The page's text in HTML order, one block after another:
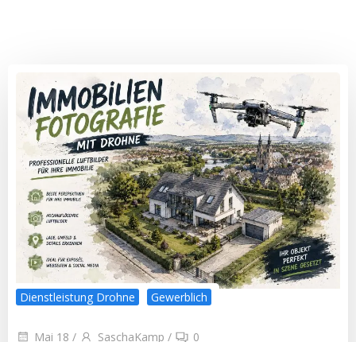
Dienstleistung Drohne Gewerblich
Mai 18 / SaschaKamp / 0